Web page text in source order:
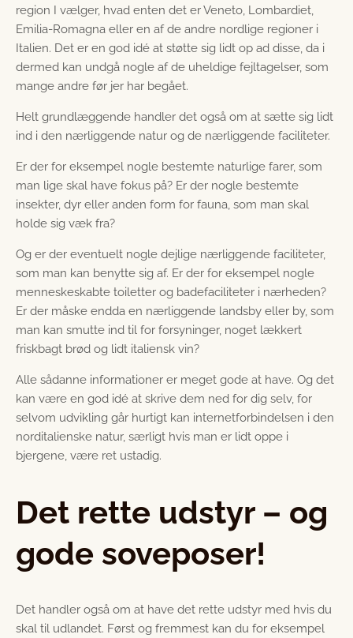
region I vælger, hvad enten det er Veneto, Lombardiet,
Emilia-Romagna eller en af de andre nordlige regioner i
Italien. Det er en god idé at støtte sig lidt op ad disse, da i
dermed kan undgå nogle af de uheldige fejltagelser, som
mange andre før jer har begået.
Helt grundlæggende handler det også om at sætte sig lidt
ind i den nærliggende natur og de nærliggende faciliteter.
Er der for eksempel nogle bestemte naturlige farer, som
man lige skal have fokus på? Er der nogle bestemte
insekter, dyr eller anden form for fauna, som man skal
holde sig væk fra?
Og er der eventuelt nogle dejlige nærliggende faciliteter,
som man kan benytte sig af. Er der for eksempel nogle
menneskeskabte toiletter og badefaciliteter i nærheden?
Er der måske endda en nærliggende landsby eller by, som
man kan smutte ind til for forsyninger, noget lækkert
friskbagt brød og lidt italiensk vin?
Alle sådanne informationer er meget gode at have. Og det
kan være en god idé at skrive dem ned for dig selv, for
selvom udvikling går hurtigt kan internetforbindelsen i den
norditalienske natur, særligt hvis man er lidt oppe i
bjergene, være ret ustadig.
Det rette udstyr – og
gode soveposer!
Det handler også om at have det rette udstyr med hvis du
skal til udlandet. Først og fremmest kan du for eksempel